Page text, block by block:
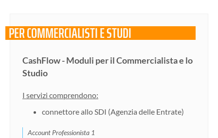
PER COMMERCIALISTI E STUDI
CashFlow - Moduli per il Commercialista e lo
Studio
I servizi comprendono:
connettore allo SDI (Agenzia delle Entrate)
Account Professionista 1